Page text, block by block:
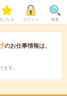
になる! ログイン 検索
のお仕事情報は、
す。